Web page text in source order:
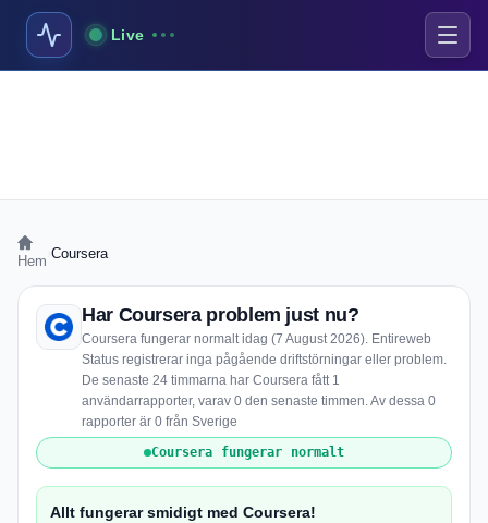
Live
Hem Coursera
Har Coursera problem just nu?
Coursera fungerar normalt idag (7 August 2026). Entireweb
Status registrerar inga pågående driftstörningar eller problem.
De senaste 24 timmarna har Coursera fått 1
användarrapporter, varav 0 den senaste timmen. Av dessa 0
rapporter är 0 från Sverige
Coursera fungerar normalt
Allt fungerar smidigt med Coursera!